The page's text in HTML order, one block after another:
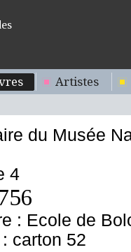
Artistes
du Musée
4
: Ecole de
carton 52